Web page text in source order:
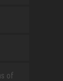
of